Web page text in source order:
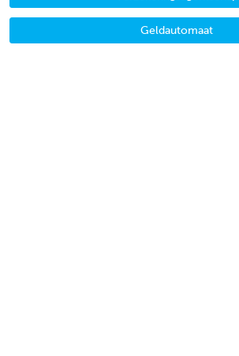
Geldautomaat